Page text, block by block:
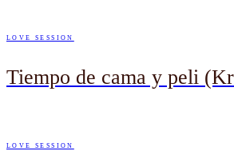
LOVE SESSION
Tiempo de cama y peli
LOVE SESSION